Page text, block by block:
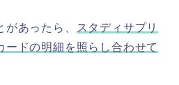
あったら、
スタディサプリ
ードの明細を照らし合わせて